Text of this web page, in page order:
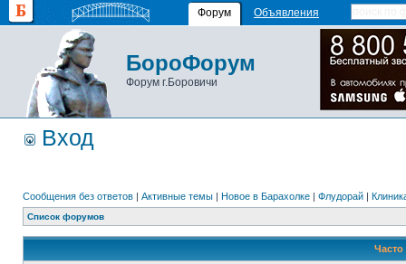
Форум Объявления
БороФорум
Форум г.Боровичи
Вход
Сообщения без ответов | Активные темы | Новое в Барахолке | Флудорай |
Список форумов